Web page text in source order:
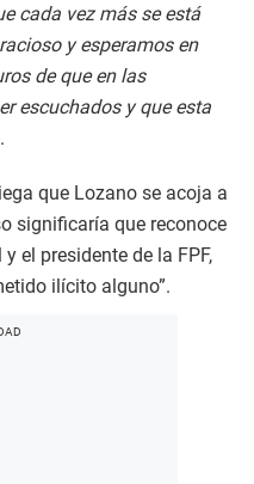
cada vez más se está
y esperamos en
de que en las
escuchados y que esta
que Lozano se acoja a
significaría que reconoce
el presidente de la FPF,
ilícito alguno”.